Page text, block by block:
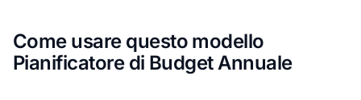
Come usare questo modello
Pianificatore di Budget Annuale